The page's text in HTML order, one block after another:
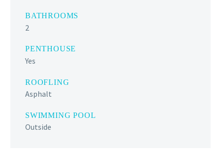
BATHROOMS
2
PENTHOUSE
Yes
ROOFLING
Asphalt
SWIMMING POOL
Outside